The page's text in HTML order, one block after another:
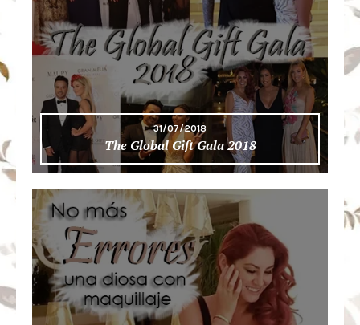
31/07/2018
The Global Gift Gala 2018